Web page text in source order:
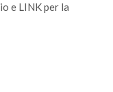
e LINK per la